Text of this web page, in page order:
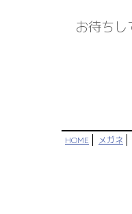
お待ち
HOME メガネ